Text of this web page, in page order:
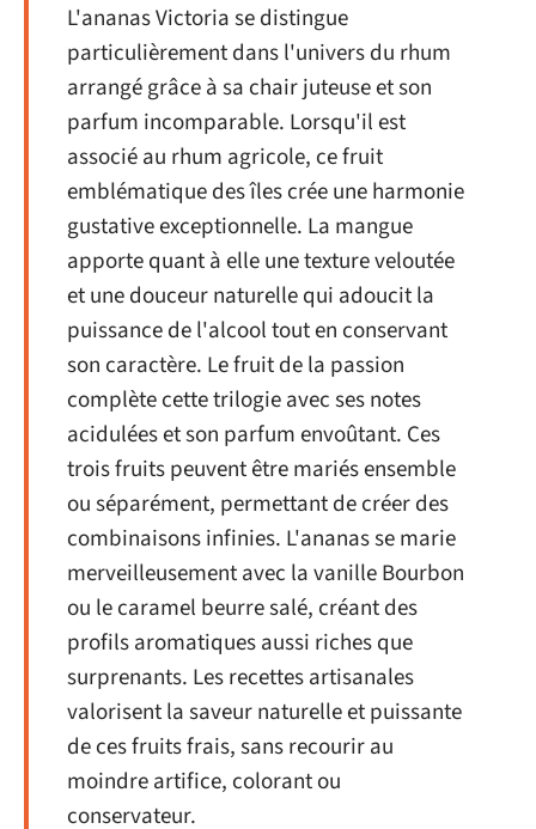
L'ananas Victoria se distingue
particulièrement dans l'univers du rhum
arrangé grâce à sa chair juteuse et son
parfum incomparable. Lorsqu'il est
associé au rhum agricole, ce fruit
emblématique des îles crée une harmonie
gustative exceptionnelle. La mangue
apporte quant à elle une texture veloutée
et une douceur naturelle qui adoucit la
puissance de l'alcool tout en conservant
son caractère. Le fruit de la passion
complète cette trilogie avec ses notes
acidulées et son parfum envoûtant. Ces
trois fruits peuvent être mariés ensemble
ou séparément, permettant de créer des
combinaisons infinies. L'ananas se marie
merveilleusement avec la vanille Bourbon
ou le caramel beurre salé, créant des
profils aromatiques aussi riches que
surprenants. Les recettes artisanales
valorisent la saveur naturelle et puissante
de ces fruits frais, sans recourir au
moindre artifice, colorant ou
conservateur.